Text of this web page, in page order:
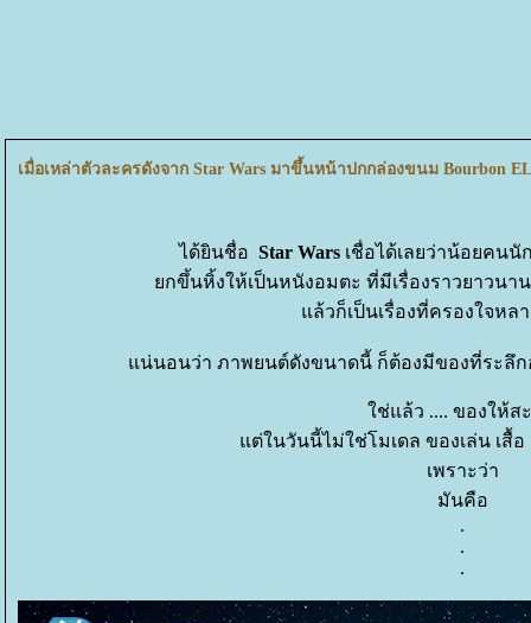
เมื่อเหล่าตัวละครดังจาก Star Wars มาขึ้นหน้าปกกล่องขนม Bourbon
ได้ยินชื่อ Star Wars เชื่อได้เลยว่าน้อยคน
กขึ้นหิ้งให้เป็นหนังอมตะ ที่มีเรื่องราวยาวนา
ล้วก็เป็นเรื่องที่ครองใจหล
น่นอนว่า ภาพยนต์ดังขนาดนี้ ก็ต้องมีของที่ระลึก
ช่แล้ว .... ของให้ส
ต่ในวันนี้ไม่ใช่โมเดล ของเล่น เสื้อ
เพราะว่า
มันคือ
.
.
.